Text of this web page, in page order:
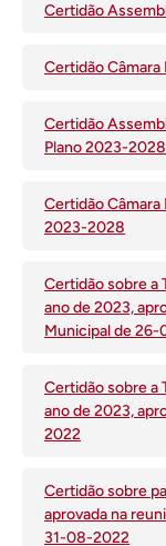
Certidão
Certidão
Certidão
Plano 2023-2028
Certidão
2023-2028
Certidão sobre a
ano de 2023,
Municipal de
Certidão sobre a
ano de 2023,
2022
Certidão sobre
aprovada na
31-08-2022